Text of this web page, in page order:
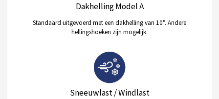
Dakhelling Model A
Standaard uitgevoerd met een dakhelling van 10°. Andere
hellingshoeken zijn mogelijk.
Sneeuwlast / Windlast